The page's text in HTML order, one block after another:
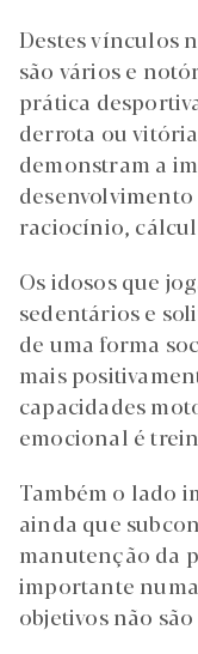
Destes vínculos
são vários e
prática
derrota ou
demonstram a
raciocínio,
Os idosos que
sedentários e
de uma forma
mais
capacidades
emocional é
Também o lado
ainda que
manutenção da
importante
objetivos não